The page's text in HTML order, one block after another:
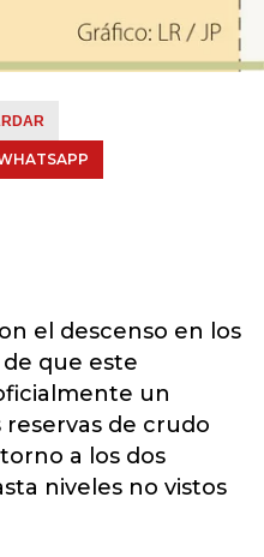
el descenso en los
que este
un
de crudo
a los dos
niveles no vistos